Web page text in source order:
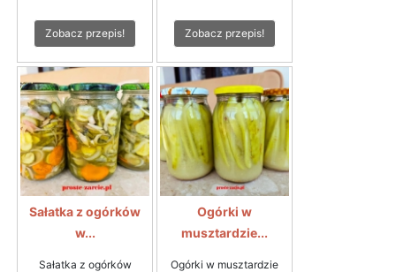
Zobacz przepis! Zobacz przepis!
Sałatka z ogórków
w...
Sałatka z ogórków
Ogórki w
musztardzie...
Ogórki w musztardzie